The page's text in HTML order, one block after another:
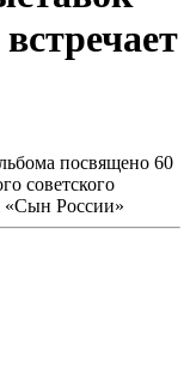
посвящено 60
советского
«Сын России»